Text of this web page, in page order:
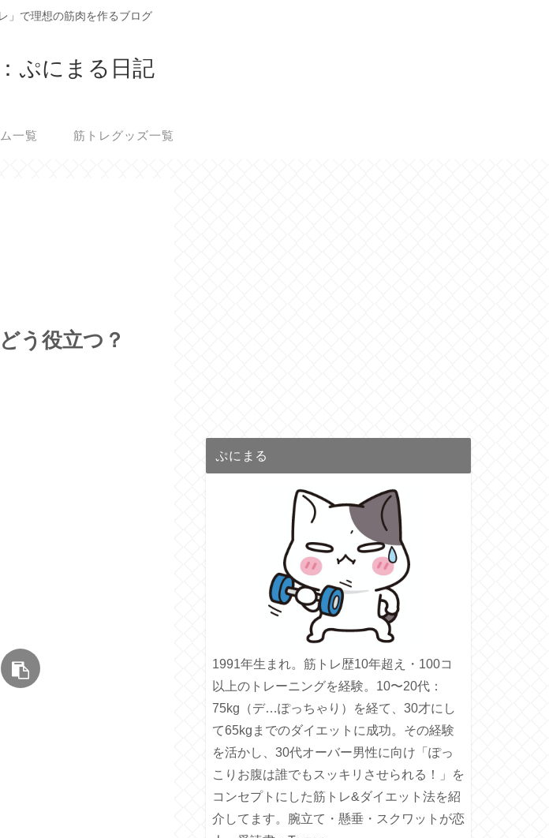
」で理想の筋肉を作るブログ
ぷにまる日記
一覧 筋トレグッズ一覧
う役立つ？
ぷにまる
1991年生まれ。筋トレ歴10年超え・100コ
以上のトレーニングを経験。10〜20代：
75kg（デ…ぽっちゃり）を経て、30才にし
て65kgまでのダイエットに成功。その経験
を活かし、30代オーバー男性に向け「ぽっ
こりお腹は誰でもスッキリさせられる！」を
コンセプトにした筋トレ&ダイエット法を紹
介してます。腕立て・懸垂・スクワットが恋